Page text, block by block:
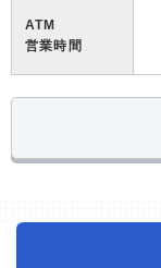
ATM
営業時間